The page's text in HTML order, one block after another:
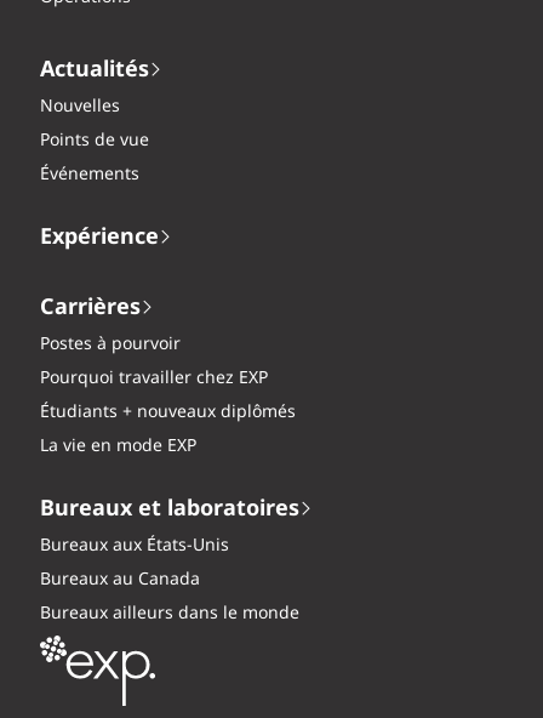
Actualités
Nouvelles
Points de vue
Événements
Expérience
Carrières
Postes à pourvoir
Pourquoi travailler chez EXP
Étudiants + nouveaux diplômés
La vie en mode EXP
Bureaux et laboratoires
Bureaux aux États-Unis
Bureaux au Canada
Bureaux ailleurs dans le monde